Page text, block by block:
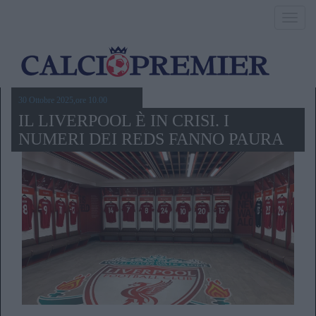
30 Ottobre 2025,ore 10.00
IL LIVERPOOL È IN CRISI. I
NUMERI DEI REDS FANNO PAURA